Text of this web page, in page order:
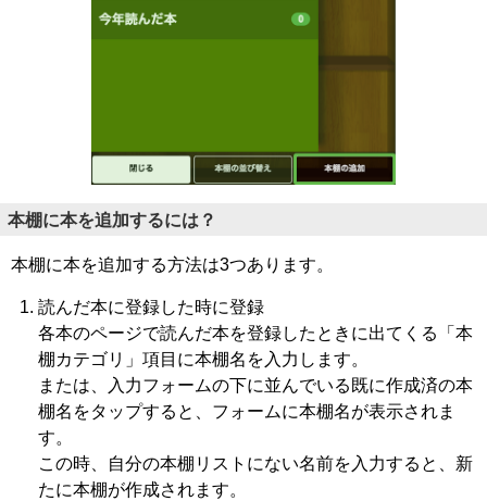
本棚に本を追加するには？
本棚に本を追加する方法は3つあります。
読んだ本に登録した時に登録
各本のページで読んだ本を登録したときに出てくる「本
棚カテゴリ」項目に本棚名を入力します。
または、入力フォームの下に並んでいる既に作成済の本
棚名をタップすると、フォームに本棚名が表示されま
す。
この時、自分の本棚リストにない名前を入力すると、新
たに本棚が作成されます。